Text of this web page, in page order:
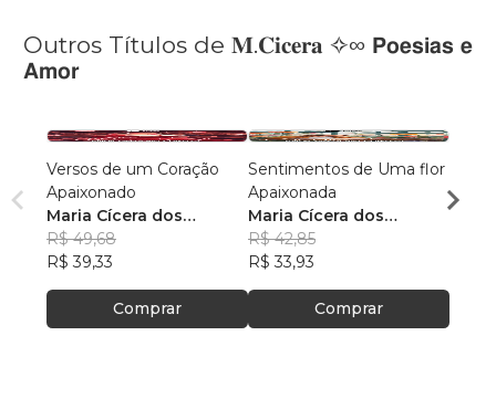
Outros Títulos de 𝐌.𝐂𝐢𝐜𝐞𝐫𝐚 ✧∞ 𝗣𝗼𝗲𝘀𝗶𝗮𝘀 𝗲
𝗔𝗺𝗼𝗿
Versos de um Coração
Apaixonado
Maria Cícera dos
Prazeres
R$ 49,68
R$ 39,33
Comprar
Sentimentos de Uma flor
Apaixonada
Maria Cícera dos
Prazeres
R$ 42,85
R$ 33,93
Comprar
Amor